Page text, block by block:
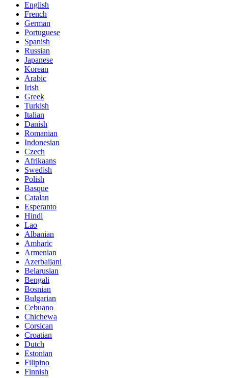
English
French
German
Portuguese
Spanish
Russian
Japanese
Korean
Arabic
Irish
Greek
Turkish
Italian
Danish
Romanian
Indonesian
Czech
Afrikaans
Swedish
Polish
Basque
Catalan
Esperanto
Hindi
Lao
Albanian
Amharic
Armenian
Azerbaijani
Belarusian
Bengali
Bosnian
Bulgarian
Cebuano
Chichewa
Corsican
Croatian
Dutch
Estonian
Filipino
Finnish